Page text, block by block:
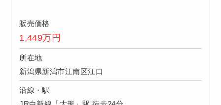
販売価格
1,449万円
所在地
新潟県新潟市江南区江口
沿線・駅